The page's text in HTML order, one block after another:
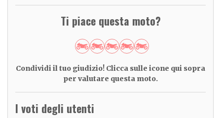
Ti piace questa moto?
Condividi il tuo giudizio! Clicca sulle icone qui sopra
per valutare questa moto.
I voti degli utenti